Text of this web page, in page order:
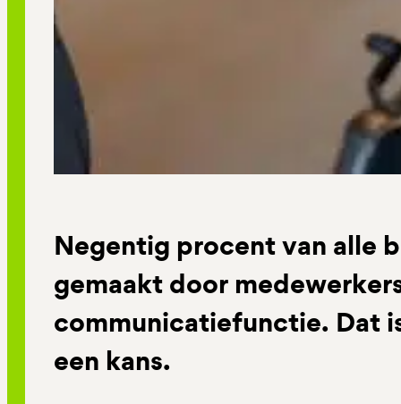
Negentig procent van alle
gemaakt door
communicatiefunctie. Dat
een kans.